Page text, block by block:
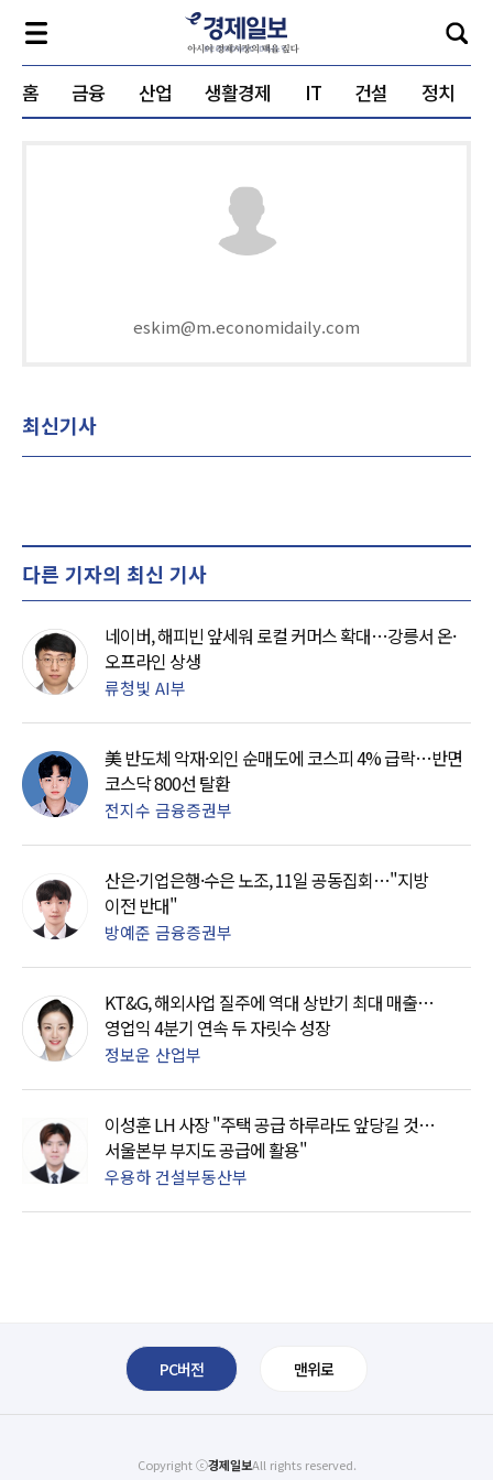
홈 금융 산업 생활경제 IT 건설 정치
eskim@m.economidaily.com
최신기사
다른 기자의 최신 기사
네이버, 해피빈 앞세워 로컬 커머스 확대…강릉서 온·
오프라인 상생
류청빛 AI부
美 반도체 악재·외인 순매도에 코스피 4% 급락…반면
코스닥 800선 탈환
전지수 금융증권부
산은·기업은행·수은 노조, 11일 공동집회…"지방
이전 반대"
방예준 금융증권부
KT&G, 해외사업 질주에 역대 상반기 최대 매출…
영업익 4분기 연속 두 자릿수 성장
정보운 산업부
이성훈 LH 사장 "주택 공급 하루라도 앞당길 것…
서울본부 부지도 공급에 활용"
우용하 건설부동산부
PC버전 맨위로
Copyright ⓒ경제일보All rights reserved.